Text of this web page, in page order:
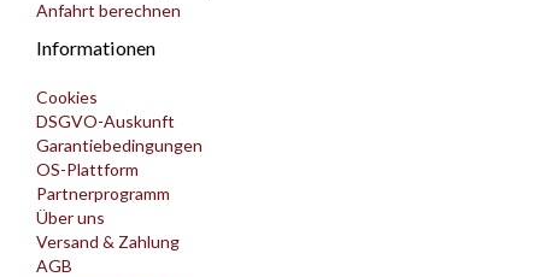
Anfahrt berechnen
Informationen
Cookies
DSGVO-Auskunft
Garantiebedingungen
OS-Plattform
Partnerprogramm
Über uns
Versand & Zahlung
AGB